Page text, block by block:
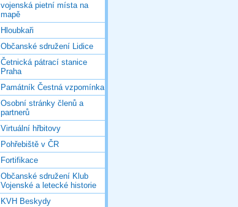
vojenská pietní místa na
mapě
Hloubkaři
Občanské sdružení Lidice
Četnická pátrací stanice
Praha
Památník Čestná vzpomínka
Osobní stránky členů a
partnerů
Virtuální hřbitovy
Pohřebiště v ČR
Fortifikace
Občanské sdružení Klub
Vojenské a letecké historie
KVH Beskydy